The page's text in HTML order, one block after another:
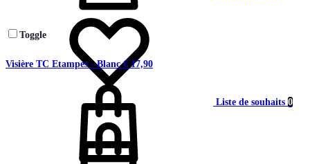
Liste de souhaits 0
Toggle
Visière TC Etampes - Blanc€ 17,90